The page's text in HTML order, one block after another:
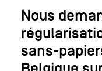
Nous
sans-